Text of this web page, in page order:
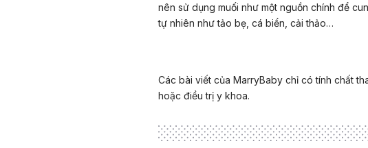
nên sử dụng muối như một nguồn chính để
tự nhiên như tảo bẹ, cá biển, cải thảo…
Các bài viết của MarryBaby chỉ có tính chất
hoặc điều trị y khoa.